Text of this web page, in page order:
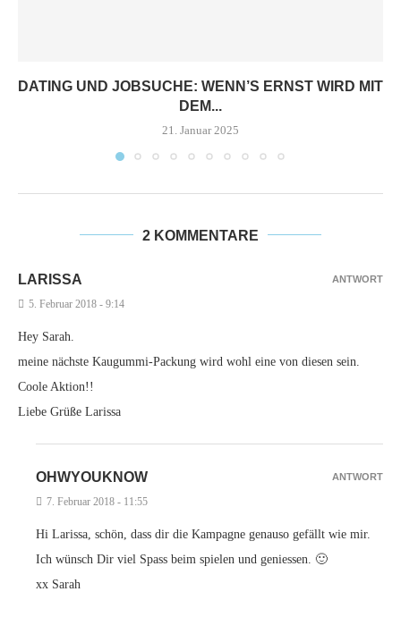
DATING UND JOBSUCHE: WENN’S ERNST WIRD MIT
DEM...
21. Januar 2025
2 KOMMENTARE
LARISSA
5. Februar 2018 - 9:14
Hey Sarah.
meine nächste Kaugummi-Packung wird wohl eine von diesen sein.
Coole Aktion!!
Liebe Grüße Larissa
ANTWORT
OHWYOUKNOW
7. Februar 2018 - 11:55
Hi Larissa, schön, dass dir die Kampagne genauso gefällt wie mir.
Ich wünsch Dir viel Spass beim spielen und geniessen. 🙂
xx Sarah
ANTWORT